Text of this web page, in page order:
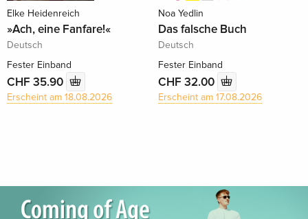
Elke Heidenreich
»Ach, eine Fanfare!«
Deutsch
Fester Einband
CHF 35.90
Erscheint am 18.08.2026
Noa Yedlin
Das falsche Buch
Deutsch
Fester Einband
CHF 32.00
Erscheint am 17.08.2026